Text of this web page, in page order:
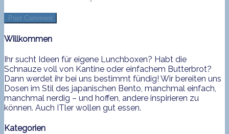
Willkommen
Ihr sucht Ideen für eigene Lunchboxen? Habt die
Schnauze voll von Kantine oder einfachem Butterbrot?
Dann werdet ihr bei uns bestimmt fündig! Wir bereiten uns
Dosen im Stil des japanischen Bento, manchmal einfach,
manchmal nerdig – und hoffen, andere inspirieren zu
können. Auch ITler wollen gut essen.
Kategorien